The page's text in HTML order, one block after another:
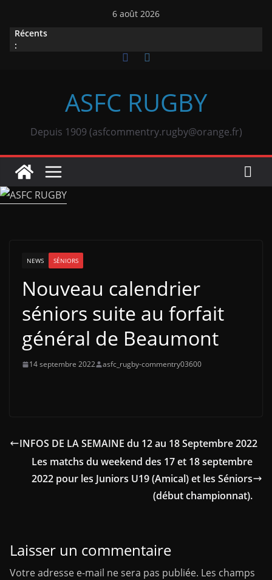
contenu
6 août 2026
Récents
:
ASFC RUGBY
Depuis 1909 (asfcommentry.rugby@orange.fr)
NEWS SÉNIORS
Nouveau calendrier
séniors suite au forfait
général de Beaumont
14 septembre 2022 asfc_rugby-commentry03600
INFOS DE LA SEMAINE du 12 au 18 Septembre 2022
Les matchs du weekend des 17 et 18 septembre
2022 pour les Juniors U19 (Amical) et les Séniors
(début championnat).
Laisser un commentaire
Votre adresse e-mail ne sera pas publiée. Les champs